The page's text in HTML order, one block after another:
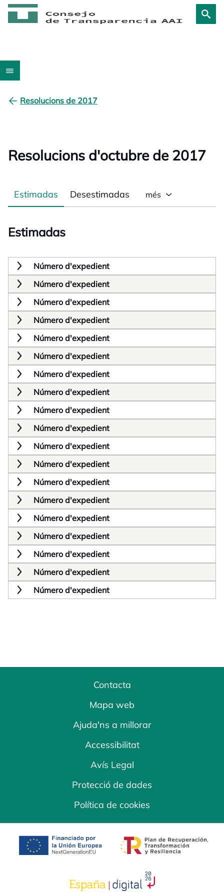
Resolucions de 2017
Resolucions d'octubre de 2017
Estimadas Desestimadas més
Estimadas
Número d'expedient
Número d'expedient
Número d'expedient
Número d'expedient
Número d'expedient
Número d'expedient
Número d'expedient
Número d'expedient
Número d'expedient
Número d'expedient
Número d'expedient
Número d'expedient
Número d'expedient
Número d'expedient
Número d'expedient
Número d'expedient
Número d'expedient
Número d'expedient
Número d'expedient
Contacta
Mapa web
Ajuda'ns a millorar
Accessibilitat
Avís Legal
Protecció de dades
Política de cookies
opens in a new tab opens in a new
opens in a new tab